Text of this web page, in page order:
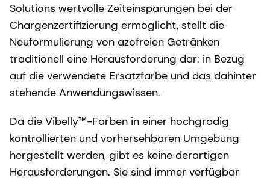
Solutions wertvolle Zeiteinsparungen bei der
Chargenzertifizierung ermöglicht, stellt die
Neuformulierung von azofreien Getränken
traditionell eine Herausforderung dar: in Bezug
auf die verwendete Ersatzfarbe und das dahinter
stehende Anwendungswissen.
Da die Vibelly™-Farben in einer hochgradig
kontrollierten und vorhersehbaren Umgebung
hergestellt werden, gibt es keine derartigen
Herausforderungen. Sie sind immer verfügbar